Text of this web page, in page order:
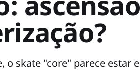
o skate "core" parece estar